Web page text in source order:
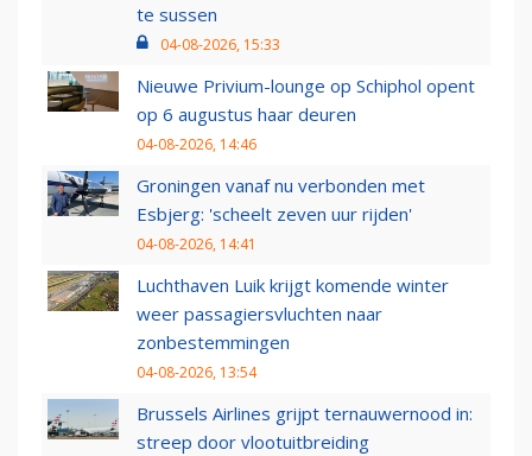
te sussen
04-08-2026, 15:33
Nieuwe Privium-lounge op Schiphol opent
op 6 augustus haar deuren
04-08-2026, 14:46
Groningen vanaf nu verbonden met
Esbjerg: 'scheelt zeven uur rijden'
04-08-2026, 14:41
Luchthaven Luik krijgt komende winter
weer passagiersvluchten naar
zonbestemmingen
04-08-2026, 13:54
Brussels Airlines grijpt ternauwernood in:
streep door vlootuitbreiding